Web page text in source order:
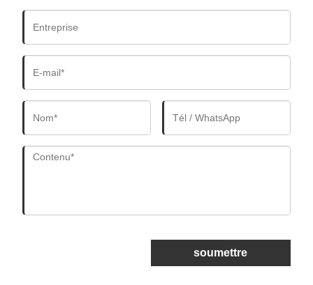
soumettre